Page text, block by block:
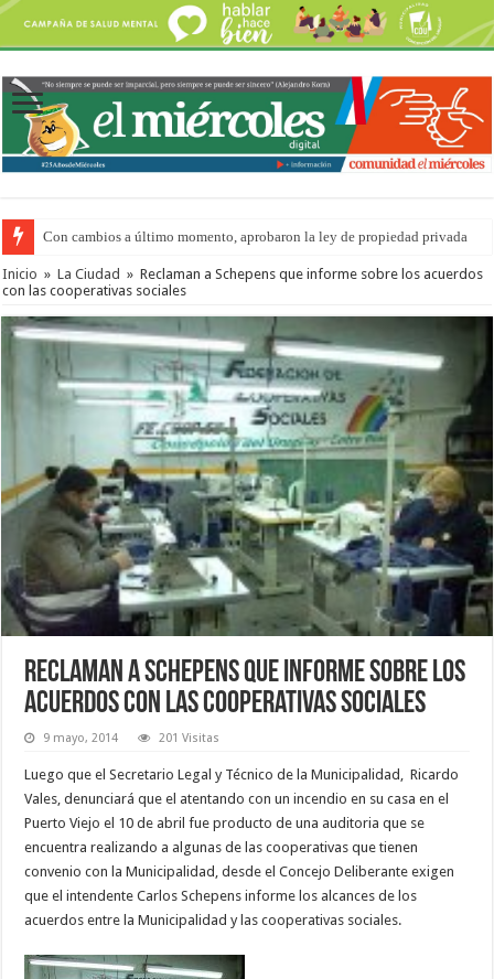
Con cambios a último momento, aprobaron la ley de propiedad privada
Inicio » La Ciudad » Reclaman a Schepens que informe sobre los acuerdos
con las cooperativas sociales
Reclaman a Schepens que informe sobre los
acuerdos con las cooperativas sociales
9 mayo, 2014 201 Visitas
Luego que el Secretario Legal y Técnico de la Municipalidad, Ricardo
Vales, denunciará que el atentando con un incendio en su casa en el
Puerto Viejo el 10 de abril fue producto de una auditoria que se
encuentra realizando a algunas de las cooperativas que tienen
convenio con la Municipalidad, desde el Concejo Deliberante exigen
que el intendente Carlos Schepens informe los alcances de los
acuerdos entre la Municipalidad y las cooperativas sociales.